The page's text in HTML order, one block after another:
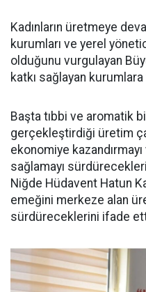
Kadınların üretmeye
kurumları ve yerel
olduğunu vurgulayan
katkı sağlayan
Başta tıbbi ve aromatik
gerçekleştirdiği üretim
ekonomiye
sağlamayı
Niğde Hüdavent Hatun
emeğini merkeze alan
sürdüreceklerini ifade